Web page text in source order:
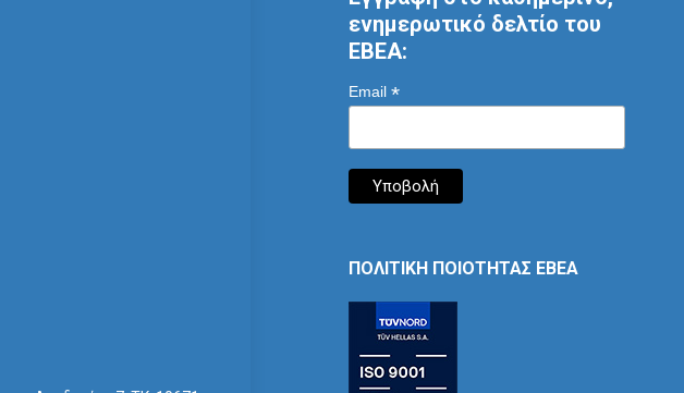
ενημερωτικό δελτίο του
ΕΒΕΑ:
Email *
ΠΟΛΙΤΙΚΗ ΠΟΙΟΤΗΤΑΣ ΕΒΕΑ